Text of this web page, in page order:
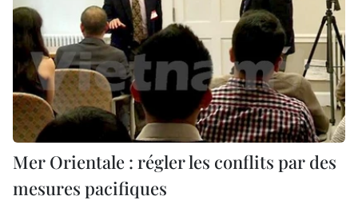
Mer Orientale : régler les conflits par des
mesures pacifiques